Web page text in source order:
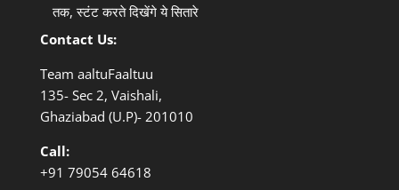
तक, स्टंट करते दिखेंगे ये सितारे
Contact Us:
Team aaltuFaaltuu
135- Sec 2, Vaishali,
Ghaziabad (U.P)- 201010
Call:
+91 79054 64618